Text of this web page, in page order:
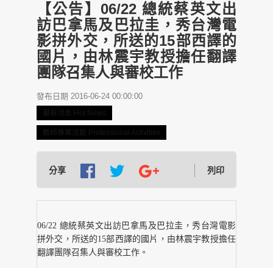
【公告】06/22 總統蔡英文出
訪巴拿馬及巴拉圭，秀台灣電
影拼外交，所送的15部西譯的
國片，由林震宇教授擔任翻譯
團隊召集人與審校工作
發布日期 2016-06-24 00:00:00
最新消息 Hot News
教師專業活動 Professional Activities
分享 列印
06/22 總統蔡英文出訪巴拿馬及巴拉圭，秀台灣電影
拼外交，所送的15部西譯的國片，由林震宇教授擔任
翻譯團隊召集人與審校工作。